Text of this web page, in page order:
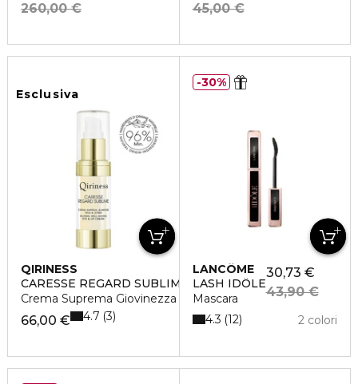
260,00 €
45,00 €
Esclusiva
QIRINESS
CARESSE REGARD SUBLIME
Crema Suprema Giovinezza Occhi & Labbra
66,00 € 4.7 3
LANCÔME
LASH IDÔLE
Mascara
30,73 €
43,90 €
2 colori
4.3 12
30%